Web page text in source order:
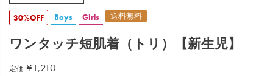
30%OFF Boys Girls 送料無料
ワンタッチ短肌着（トリ）【新生児】
定価 ¥ 1,210